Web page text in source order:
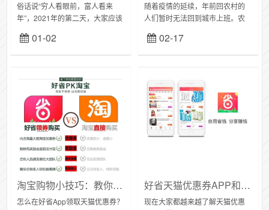
俗话说“穷人看眼前，富人看来
年”，2021年的第二天，大家应该
编会给大家分享几个副业框架：1
社交电商优惠券类、2吃喝玩乐旅
01-02
随着疫情的延续，年前回农村的
人们暂时无法回到城市上班。农
工，大家都陷入无限的焦虑。而
在这个时间最考验大家的是自己
02-17
淘宝购物小技巧：教你用好省APP领取天猫优惠券
怎么在好省App领取天猫优惠券？
好省天猫优惠券APP和其他平台有什么不同？
现在大家都越来越了解天猫优惠